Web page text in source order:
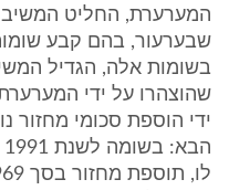
המערערת, החליט המשיב
שבערעור, בהם קבע
בשומות אלה, הגדיל
שהוצהרו על ידי
ידי הוספת סכומי מחזור